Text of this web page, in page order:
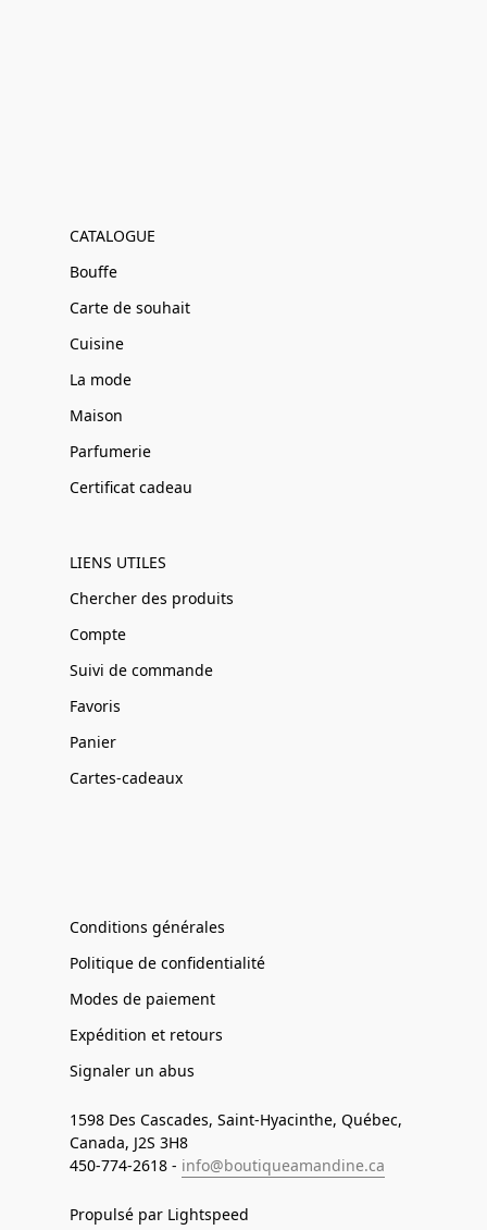
CATALOGUE
Bouffe
Carte de souhait
Cuisine
La mode
Maison
Parfumerie
Certificat cadeau
LIENS UTILES
Chercher des produits
Compte
Suivi de commande
Favoris
Panier
Cartes-cadeaux
Conditions générales
Politique de confidentialité
Modes de paiement
Expédition et retours
Signaler un abus
1598 Des Cascades, Saint-Hyacinthe, Québec,
Canada, J2S 3H8
450-774-2618 - info@boutiqueamandine.ca
Propulsé par Lightspeed